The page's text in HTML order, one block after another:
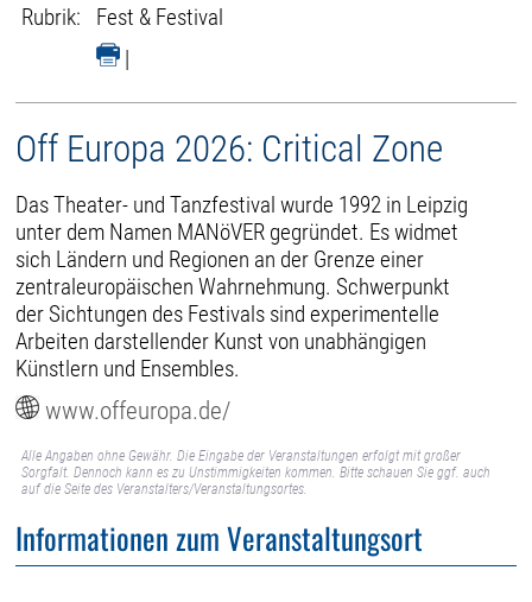
Rubrik:
Fest & Festival
|
Off Europa 2026: Critical Zone
Das Theater- und Tanzfestival wurde 1992 in Leipzig
unter dem Namen MANöVER gegründet. Es widmet
sich Ländern und Regionen an der Grenze einer
zentraleuropäischen Wahrnehmung. Schwerpunkt
der Sichtungen des Festivals sind experimentelle
Arbeiten darstellender Kunst von unabhängigen
Künstlern und Ensembles.
www.offeuropa.de/
Alle Angaben ohne Gewähr. Die Eingabe der Veranstaltungen erfolgt mit großer
Sorgfalt. Dennoch kann es zu Unstimmigkeiten kommen. Bitte schauen Sie ggf. auch
auf die Seite des Veranstalters/Veranstaltungsortes.
Informationen zum Veranstaltungsort